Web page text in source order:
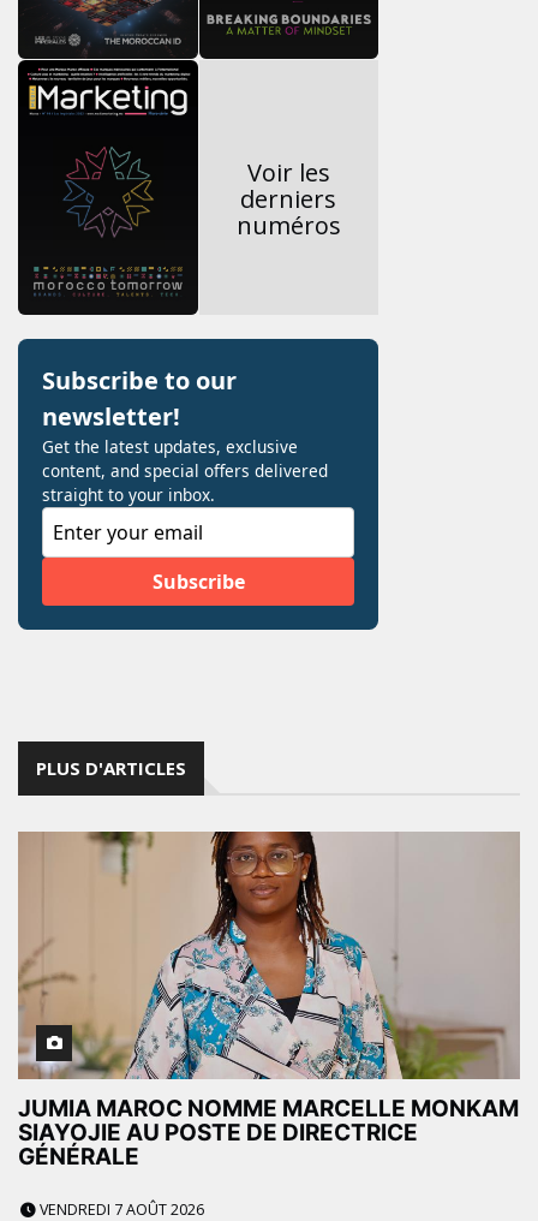
Voir les
derniers
numéros
PLUS D'ARTICLES
JUMIA MAROC NOMME MARCELLE MONKAM
SIAYOJIE AU POSTE DE DIRECTRICE
GÉNÉRALE
VENDREDI 7 AOÛT 2026